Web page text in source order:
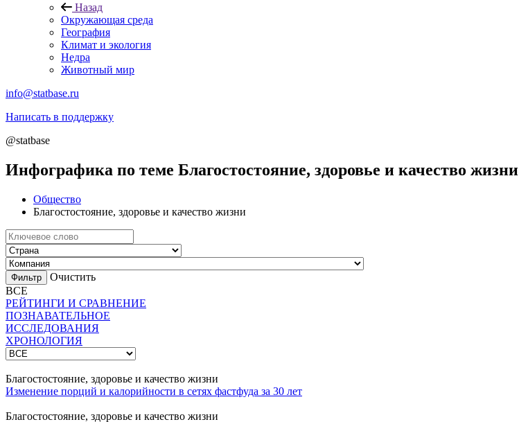
Назад
Окружающая среда
География
Климат и экология
Недра
Животный мир
info@statbase.ru
Написать в поддержку
@statbase
Инфографика по теме Благостостояние, здоровье и качество жизни
Общество
Благостостояние, здоровье и качество жизни
Очистить
ВСЕ
РЕЙТИНГИ И СРАВНЕНИЕ
ПОЗНАВАТЕЛЬНОЕ
ИССЛЕДОВАНИЯ
ХРОНОЛОГИЯ
Благостостояние, здоровье и качество жизни
Изменение порций и калорийности в сетях фастфуда за 30 лет
Благостостояние, здоровье и качество жизни